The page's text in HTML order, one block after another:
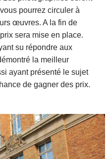
pourrez circuler à
œuvres. A la fin de
sera mise en place.
su répondre aux
la meilleur
ayant présenté le sujet
de gagner des prix.